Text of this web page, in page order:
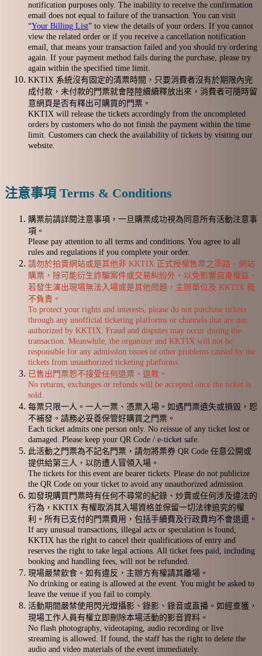
notification purposes only. The inability to receive the confirmation
email does not equal to failure of the transaction. You can visit
“Your Billing List” to view the details of your orders. If you cannot
view the related order or if you receive a cancellation notification
email, that means your transaction failed and you should try ordering
again. If your payment method fails during the purchase, please try
again within the specified time limit.
KKTIX 系統沒有固定的清票時間，只要消費者沒有於期限內完
成付款，未付款的門票就會陸陸續續釋放出來，消費者可隨時留
意網頁是否有釋出可購買的門票。
KKTIX will release the tickets accordingly from the uncompleted
orders by customers who do not finish the payment within the time
limit. Customers can check the availability of tickets by visiting our
website.
注意事項 Terms & Conditions
購票前請詳閱注意事項，一旦購票成功視為同意所有活動注意事
項。
Please pay attention to all terms and conditions. You agree to all
rules and regulations if you complete your order.
請勿於拍賣網站或是其他非 KKTIX 正式授權售票之渠路、網站
購票，除可能衍生詐騙案件或交易糾紛外，以免影響自身權益，
若發生演出現場無法入場或是其他問題，主辦單位及 KKTIX 概
不負責。
To protect your rights and interests, please do not purchase tickets
through any unofficial ticketing platforms or channels that are not
authorized by KKTIX. Fraud and disputes may occur during the
transaction. Meanwhile, the organizer and KKTIX will not be
responsible for any admission issues or other problems caused by the
tickets from unauthorized ticketing platforms.
已售出門票恕不接受任何退票、退款。
No returns, exchanges or refunds will be accepted once the ticket is
sold.
每票只限一人。一人一票、憑票入場。如遇門票遺失或損毀，恕
不補發。請務必妥善保管好購買之門票。
Each ticket admits one person only. No reissue of any ticket lost or
damaged. Please keep your QR Code / e-ticket safe.
此活動之門票為不記名門票，請勿將票券 QR Code 任意公開或
提供給第三人，以防遭人冒領入場。
The tickets for this event are bearer tickets. Please do not publicize
the QR Code on your ticket to avoid any unauthorized admission.
如發現購買門票時有任何不尋常的紀錄、炒賣或任何涉及違法的
行為，KKTIX 有權取消其入場資格並保留一切法律追究的權
利。所有已支付的門票費用，包括手續費及行政費均不會退還。
If any unusual transactions, illegal acts or speculation is found,
KKTIX has the right to cancel their qualifications of entry and
reserves the right to take legal actions. All ticket fees paid, including
booking and handling fees, will not be refunded.
現場嚴禁飲食。如有違反，主辦方有權請其離場。
No drinking or eating is allowed at the event. You might be asked to
leave the venue if you fail to comply.
活動期間嚴禁使用閃光燈攝影、錄影、錄音或直播。如經查獲，
現場工作人員有權立即刪除本場活動的影音資料。
No flash photography, videotaping, audio recording or live
streaming is allowed. If found, the staff has the right to delete the
audio and video materials of the event immediately.